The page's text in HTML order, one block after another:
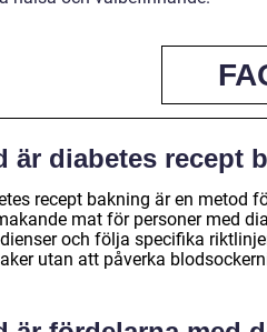
är diabetes recept
recept bakning är en metod
mat för personer med
och följa specifika
utan att påverka